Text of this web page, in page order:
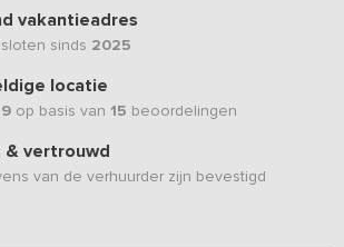
vakantieadres
sinds 2025
locatie
op basis van 15 beoordelingen
& vertrouwd
van de verhuurder zijn bevestigd